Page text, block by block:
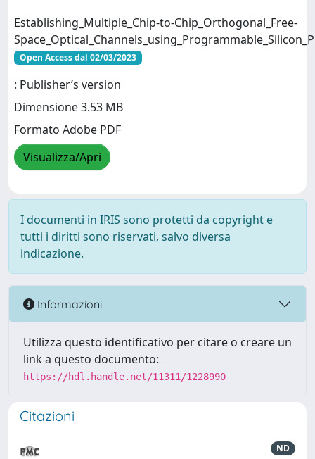
Establishing_Multiple_Chip-to-Chip_Orthogonal_Free-
Open Access dal 02/03/2023
: Publisher’s version
Dimensione 3.53 MB
Formato Adobe PDF
Visualizza/Apri
I documenti in IRIS sono protetti da copyright e
tutti i diritti sono riservati, salvo diversa
indicazione.
Informazioni
Utilizza questo identificativo per citare o creare un
link a questo documento:
https://hdl.handle.net/11311/1228990
Citazioni
ND